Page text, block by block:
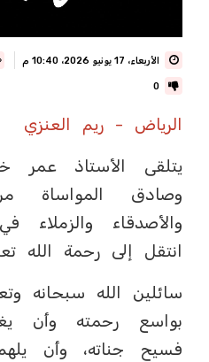
الأربعاء، 17 يونيو 2026، 10:40 م
0
الرياض - ريم العنزي
يتلقى الأستاذ عمر
وصادق المواساة
والأصدقاء والزملاء
انتقل إلى رحمة الله
سائلين الله سبحانه
بواسع رحمته وأن
فسيح جناته، وأن